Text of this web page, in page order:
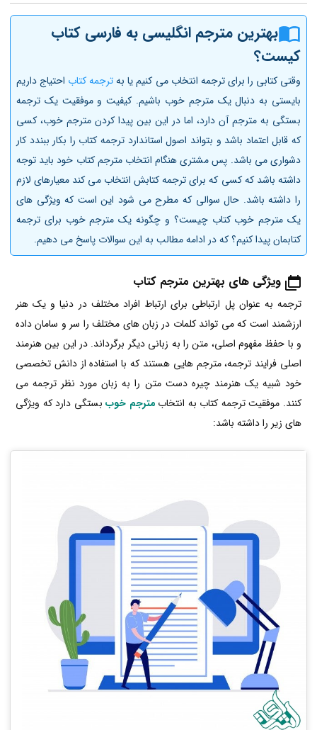
بهترین مترجم انگلیسی به فارسی کتاب
کیست؟
وقتی کتابی را برای ترجمه انتخاب می کنیم یا بهترجمه کتاب احتیاج داریم
بایستی به دنبال یک مترجم خوب باشیم. کیفیت و موفقیت یک ترجمه
بستگی به مترجم آن دارد، اما در این بین پیدا کردن مترجم خوب، کسی
که قابل اعتماد باشد و بتواند اصول استاندارد ترجمه کتاب را بکار ببندد کار
دشواری می باشد. پس مشتری هنگام انتخاب مترجم کتاب خود باید توجه
داشته باشد که کسی که برای ترجمه کتابش انتخاب می کند معیارهای لازم
را داشته باشد. حال سوالی که مطرح می شود این است که ویژگی های
یک مترجم خوب کتاب چیست؟ و چگونه یک مترجم خوب برای ترجمه
کتابمان پیدا کنیم؟ که در ادامه مطالب به این سوالات پاسخ می دهیم.
ویژگی های بهترین مترجم کتاب
ترجمه به عنوان پل ارتباطی برای ارتباط افراد مختلف در دنیا و یک هنر
ارزشمند است که می تواند کلمات در زبان های مختلف را سر و سامان داده
و با حفظ مفهوم اصلی، متن را به زبانی دیگر برگرداند. در این بین هنرمند
اصلی فرایند ترجمه، مترجم هایی هستند که با استفاده از دانش تخصصی
خود شبیه یک هنرمند چیره دست متن را به زبان مورد نظر ترجمه می
کنند. موفقیت ترجمه کتاب به انتخاب مترجم خوببستگی دارد که ویژگی
های زیر را داشته باشد: